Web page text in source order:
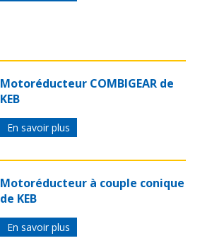
Motoréducteur COMBIGEAR de
KEB
En savoir plus
Motoréducteur à couple conique
de KEB
En savoir plus